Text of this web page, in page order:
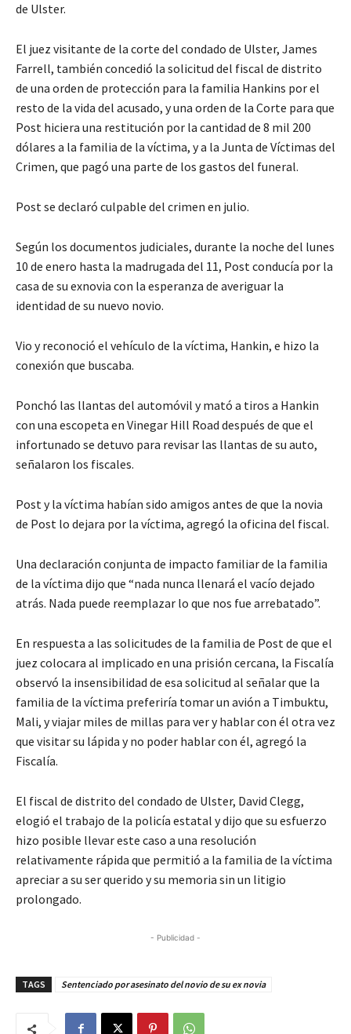
de Ulster.
El juez visitante de la corte del condado de Ulster, James
Farrell, también concedió la solicitud del fiscal de distrito
de una orden de protección para la familia Hankins por el
resto de la vida del acusado, y una orden de la Corte para que
Post hiciera una restitución por la cantidad de 8 mil 200
dólares a la familia de la víctima, y a la Junta de Víctimas del
Crimen, que pagó una parte de los gastos del funeral.
Post se declaró culpable del crimen en julio.
Según los documentos judiciales, durante la noche del lunes
10 de enero hasta la madrugada del 11, Post conducía por la
casa de su exnovia con la esperanza de averiguar la
identidad de su nuevo novio.
Vio y reconoció el vehículo de la víctima, Hankin, e hizo la
conexión que buscaba.
Ponchó las llantas del automóvil y mató a tiros a Hankin
con una escopeta en Vinegar Hill Road después de que el
infortunado se detuvo para revisar las llantas de su auto,
señalaron los fiscales.
Post y la víctima habían sido amigos antes de que la novia
de Post lo dejara por la víctima, agregó la oficina del fiscal.
Una declaración conjunta de impacto familiar de la familia
de la víctima dijo que “nada nunca llenará el vacío dejado
atrás. Nada puede reemplazar lo que nos fue arrebatado”.
En respuesta a las solicitudes de la familia de Post de que el
juez colocara al implicado en una prisión cercana, la Fiscalía
observó la insensibilidad de esa solicitud al señalar que la
familia de la víctima preferiría tomar un avión a Timbuktu,
Mali, y viajar miles de millas para ver y hablar con él otra vez
que visitar su lápida y no poder hablar con él, agregó la
Fiscalía.
El fiscal de distrito del condado de Ulster, David Clegg,
elogió el trabajo de la policía estatal y dijo que su esfuerzo
hizo posible llevar este caso a una resolución
relativamente rápida que permitió a la familia de la víctima
apreciar a su ser querido y su memoria sin un litigio
prolongado.
- Publicidad -
TAGS Sentenciado por asesinato del novio de su ex novia